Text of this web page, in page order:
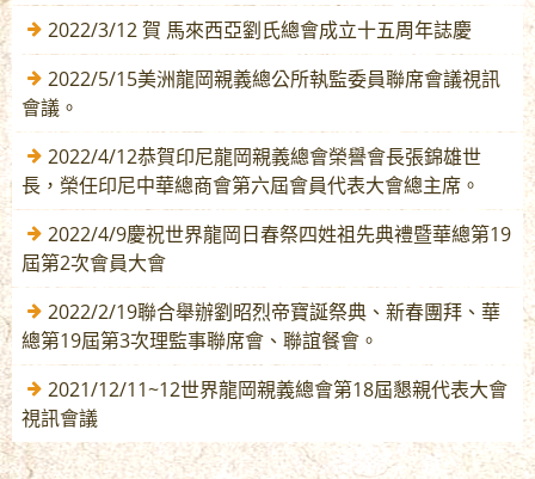
2022/3/12 賀 馬來西亞劉氏總會成立十五周年誌慶
2022/5/15美洲龍岡親義總公所執監委員聯席會議視訊
會議。
2022/4/12恭賀印尼龍岡親義總會榮譽會長張錦雄世
長，榮任印尼中華總商會第六屆會員代表大會總主席。
2022/4/9慶祝世界龍岡日春祭四姓祖先典禮暨華總第19
屆第2次會員大會
2022/2/19聯合舉辦劉昭烈帝寶誕祭典、新春團拜、華
總第19屆第3次理監事聯席會、聯誼餐會。
2021/12/11~12世界龍岡親義總會第18屆懇親代表大會
視訊會議